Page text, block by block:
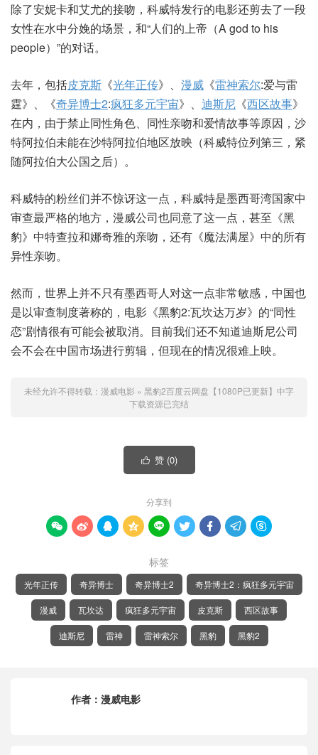
除了安妮卡和艾尤的接吻，科威特发行的电影还剪去了一段
女性在水中分娩的场景，和“人们的上帝（A god to his
people）”的对话。
去年，包括皮克斯 《光年正传》、 漫威 《雷神索尔:爱与雷
霆》、《奇异博士2:疯狂多元宇宙》、 迪斯尼 《西区故事》
在内，由于禁止同性角色、同性亲吻和爱情故事等原因，沙
特阿拉伯未能在沙特阿拉伯地区放映（科威特位列第三，紧
随阿拉伯大公国之后）。
科威特的粉丝们并不惊讶这一点，科威特是墨西哥湾国家中
审查最严格的地方，漫威公司也同意了这一点，甚至《黑
豹》中特查拉和娜奇雅的亲吻，还有《魔法满屋》中的所有
异性亲吻。
然而，世界上并不只有墨西哥人对这一点非常敏感，中国也
是以审查制度著称的，电影《黑豹2:瓦坎达万岁》的“同性
恋”剧情很有可能会被取消。目前我们还不知道迪斯尼公司
会不会在中国市场进行剪辑，但现在的情况很难上映。
未经允许不得转载： 漫威电影 » 黑豹2百度云网盘【1080P已更新】中字
下载资源已完结
 赞 (0)
分享到
        
标签
光年正传 奇异博士 奇异博士2 奇异博士2：疯狂多元宇宙
漫威 瓦坎达 疯狂多元宇宙 皮克斯 西区故事
迪斯尼 雷神 雷神索尔 黑豹 黑豹2
作者： 漫威电影